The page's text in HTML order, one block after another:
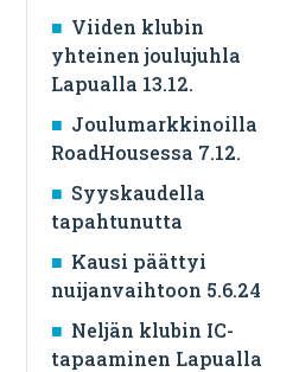
Viiden klubin
yhteinen joulujuhla
Lapualla 13.12.
Joulumarkkinoilla
RoadHousessa 7.12.
Syyskaudella
tapahtunutta
Kausi päättyi
nuijanvaihtoon 5.6.24
Neljän klubin IC-
tapaaminen Lapualla